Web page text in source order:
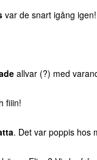
var de snart igång igen!
allvar (?) med
fiiin!
. Det var poppis hos